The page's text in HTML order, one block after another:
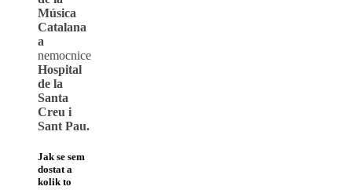
Música
Catalana
a
nemocnice
Hospital
de la
Santa
Creu i
Sant Pau.
Jak se sem
dostat a
kolik to